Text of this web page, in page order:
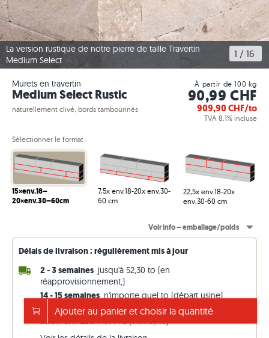
La version rustique de notre pierre de taille Travertin
Medium Select
1 / 16
Murets en travertin
Medium Select Rustic
naturellement clivé, bords tambourinés
À partir de 100 kg
90,99 CHF
909,90CHF/to
TVA 8,1% incluse
Sélectionner le format :
15×env.18–
20×env.30–60cm
7,5x env.18-20x env.30-
60 cm
22,5x env.18-20x
env,30-60 cm
Voir info – emballage/poids
Délais de livraison : régulièrement mis à jour
2 - 3 semaines jusqu'à 52,30 to (en
réapprovisionnement,)
14 - 15 semaines n'importe quel to (départ usine)
Livraison offerte dès CHF 5'000
sinon CHF 295. Prix TTC (TVA 8,1 %)
Ajouter au panier et choisir la quantité